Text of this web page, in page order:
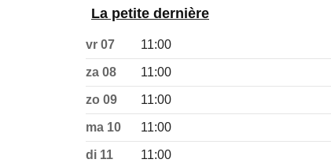
La petite dernière
vr 07 11:00
za 08 11:00
zo 09 11:00
ma 10 11:00
di 11 11:00